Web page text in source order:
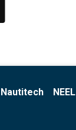
Nautitech NEEL